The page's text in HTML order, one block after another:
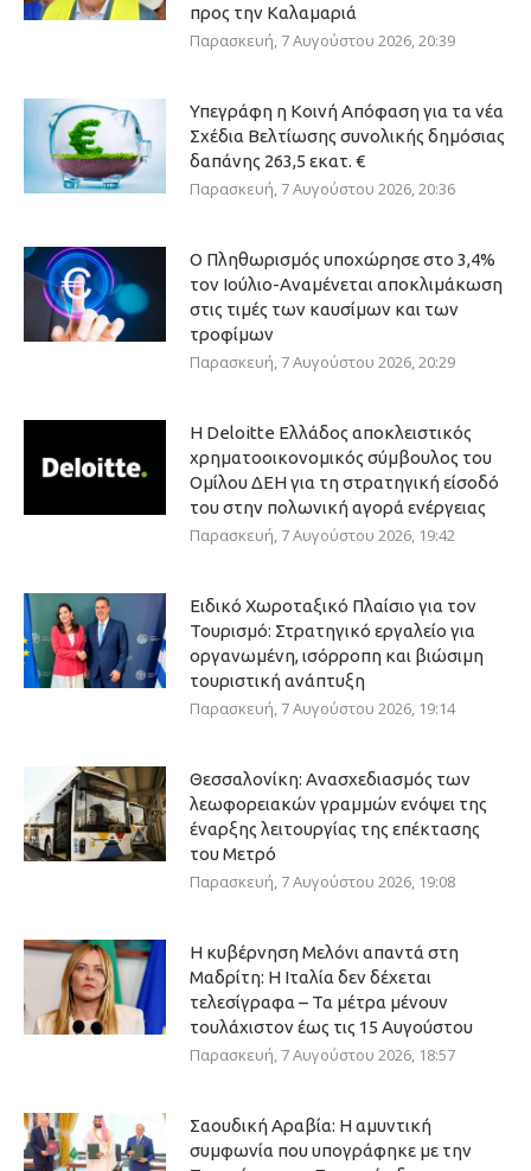
προς την Καλαμαριά
Παρασκευή, 7 Αυγούστου 2026, 20:39
Υπεγράφη η Κοινή Απόφαση για τα νέα
Σχέδια Βελτίωσης συνολικής δημόσιας
δαπάνης 263,5 εκατ. €
Παρασκευή, 7 Αυγούστου 2026, 20:36
Ο Πληθωρισμός υποχώρησε στο 3,4%
τον Ιούλιο-Αναμένεται αποκλιμάκωση
στις τιμές των καυσίμων και των
τροφίμων
Παρασκευή, 7 Αυγούστου 2026, 20:29
Η Deloitte Ελλάδος αποκλειστικός
χρηματοοικονομικός σύμβουλος του
Ομίλου ΔΕΗ για τη στρατηγική είσοδό
του στην πολωνική αγορά ενέργειας
Παρασκευή, 7 Αυγούστου 2026, 19:42
Ειδικό Χωροταξικό Πλαίσιο για τον
Τουρισμό: Στρατηγικό εργαλείο για
οργανωμένη, ισόρροπη και βιώσιμη
τουριστική ανάπτυξη
Παρασκευή, 7 Αυγούστου 2026, 19:14
Θεσσαλονίκη: Ανασχεδιασμός των
λεωφορειακών γραμμών ενόψει της
έναρξης λειτουργίας της επέκτασης
του Μετρό
Παρασκευή, 7 Αυγούστου 2026, 19:08
Η κυβέρνηση Μελόνι απαντά στη
Μαδρίτη: Η Ιταλία δεν δέχεται
τελεσίγραφα – Τα μέτρα μένουν
τουλάχιστον έως τις 15 Αυγούστου
Παρασκευή, 7 Αυγούστου 2026, 18:57
Σαουδική Αραβία: Η αμυντική
συμφωνία που υπογράφηκε με την